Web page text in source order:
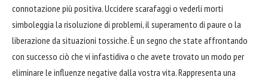
connotazione più positiva. Uccidere scarafaggi o vederli morti
simboleggia la risoluzione di problemi, il superamento di paure o la
liberazione da situazioni tossiche. È un segno che state affrontando
con successo ciò che vi infastidiva o che avete trovato un modo per
eliminare le influenze negative dalla vostra vita. Rappresenta una